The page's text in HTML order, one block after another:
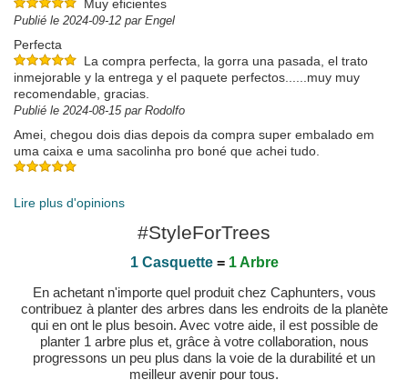
Muy eficientes
Publié le 2024-09-12 par Engel
Perfecta
La compra perfecta, la gorra una pasada, el trato
inmejorable y la entrega y el paquete perfectos......muy muy
recomendable, gracias.
Publié le 2024-08-15 par Rodolfo
Amei, chegou dois dias depois da compra super embalado em
uma caixa e uma sacolinha pro boné que achei tudo.
Lire plus d'opinions
#StyleForTrees
1 Casquette= 1 Arbre
En achetant n'importe quel produit chez Caphunters, vous
contribuez à planter des arbres dans les endroits de la planète
qui en ont le plus besoin. Avec votre aide, il est possible de
planter 1 arbre plus et, grâce à votre collaboration, nous
progressons un peu plus dans la voie de la durabilité et un
meilleur avenir pour tous.